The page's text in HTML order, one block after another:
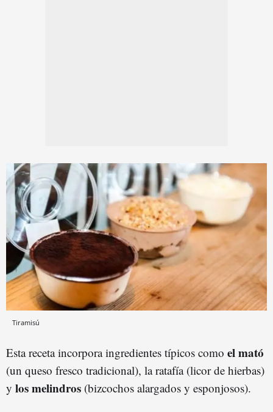
Tiramisú
Esta receta incorpora ingredientes típicos como el mató
(un queso fresco tradicional), la ratafía (licor de hierbas)
y los melindros (bizcochos alargados y esponjosos).